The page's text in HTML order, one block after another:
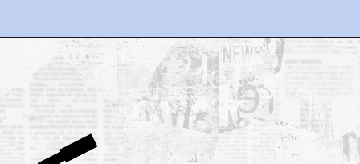
Opening